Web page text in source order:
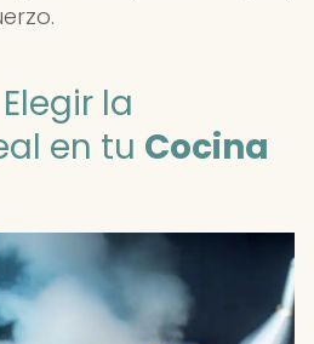
la
en tu Cocina